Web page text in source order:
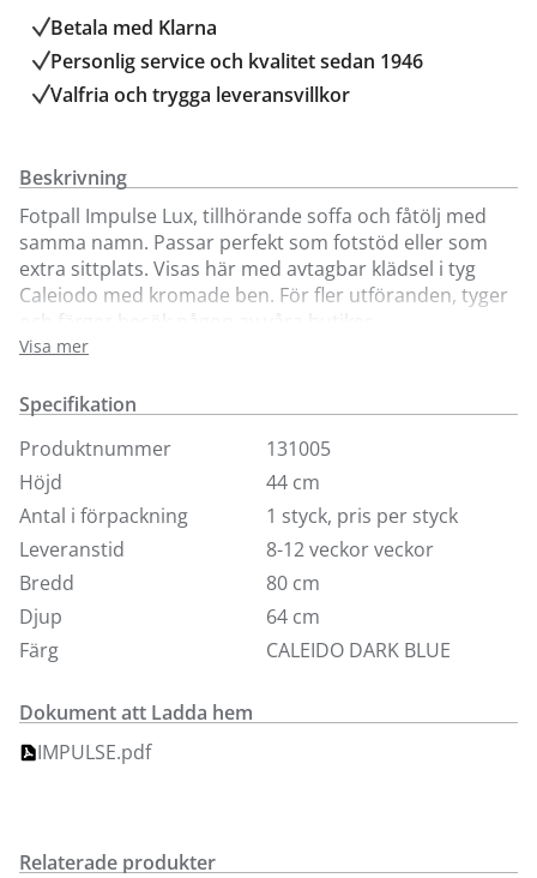
Betala med Klarna
Personlig service och kvalitet sedan 1946
Valfria och trygga leveransvillkor
Beskrivning
Fotpall Impulse Lux, tillhörande soffa och fåtölj med
samma namn. Passar perfekt som fotstöd eller som
extra sittplats. Visas här med avtagbar klädsel i tyg
Caleiodo med kromade ben. För fler utföranden, tyger
och färger besök någon av våra butiker.
Visa mer
Specifikation
Produktnummer
131005
Höjd
44 cm
Antal i förpackning
1 styck, pris per styck
Leveranstid
8-12 veckor veckor
Bredd
80 cm
Djup
64 cm
Färg
CALEIDO DARK BLUE
Dokument att Ladda hem
IMPULSE.pdf
Relaterade produkter
Finns i fler val (2)